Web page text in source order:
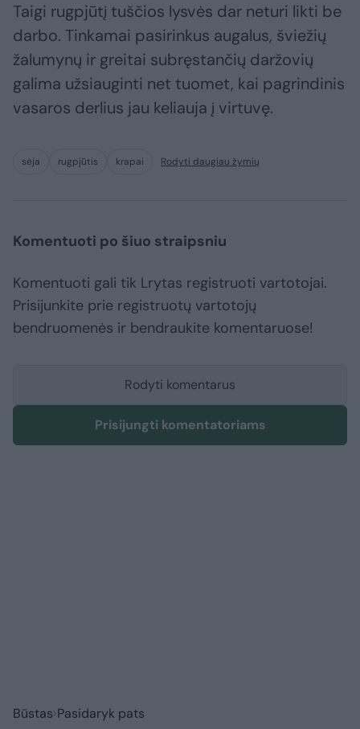
Taigi rugpjūtį tuščios lysvės dar neturi likti be
darbo. Tinkamai pasirinkus augalus, šviežių
žalumynų ir greitai subręstančių daržovių
galima užsiauginti net tuomet, kai pagrindinis
vasaros derlius jau keliauja į virtuvę.
sėja rugpjūtis krapai Rodyti daugiau žymių
Komentuoti po šiuo straipsniu
Komentuoti gali tik Lrytas registruoti vartotojai.
Prisijunkite prie registruotų vartotojų
bendruomenės ir bendraukite komentaruose!
Rodyti komentarus
Prisijungti komentatoriams
Būstas Pasidaryk pats